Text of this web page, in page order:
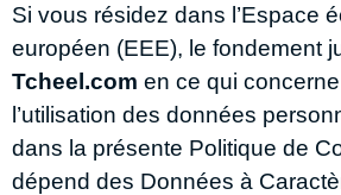
Si vous résidez dans l’Espace
européen (EEE), le fondement
Tcheel.com en ce qui
l’utilisation des données
dans la présente Politique de
dépend des Données à